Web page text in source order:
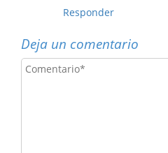
Responder
Deja un comentario